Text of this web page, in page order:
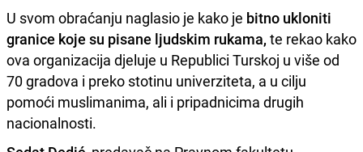
U svom obraćanju naglasio je kako je bitno ukloniti
granice koje su pisane ljudskim rukama, te rekao kako
ova organizacija djeluje u Republici Turskoj u više od
70 gradova i preko stotinu univerziteta, a u cilju
pomoći muslimanima, ali i pripadnicima drugih
nacionalnosti.